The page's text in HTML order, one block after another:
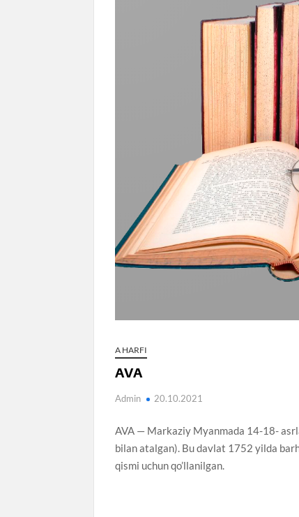
A HARFI
AVA
Admin 20.10.2021
AVA — Markaziy Myanmada 14-18-
bilan atalgan). Bu davlat 1752 yilda
qismi uchun qo’llanilgan.